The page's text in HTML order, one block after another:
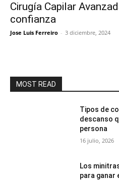
Cirugía Capilar
confianza
Jose Luis Ferreiro - 3 diciembre, 2024
MOST READ
Tipos de
descanso
persona
16 julio, 2026
Los
para ganar